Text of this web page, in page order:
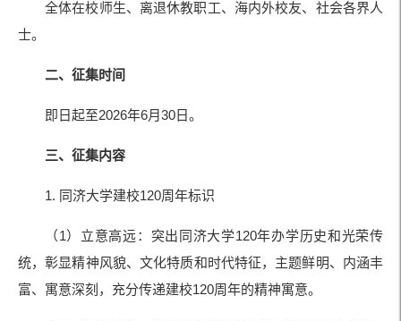
全体在校师生、离退休教职工、海内外校友、社会各界人
士。
二、征集时间
即日起至2026年6月30日。
三、征集内容
1. 同济大学建校120周年标识
（1）立意高远：突出同济大学120年办学历史和光荣传
统，彰显精神风貌、文化特质和时代特征，主题鲜明、内涵丰
富、寓意深刻，充分传递建校120周年的精神寓意。